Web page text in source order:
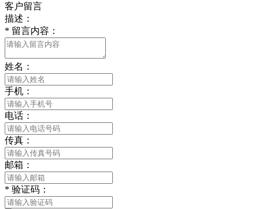
客户留言
描述：
* 留言内容：
姓名：
手机：
电话：
传真：
邮箱：
* 验证码：